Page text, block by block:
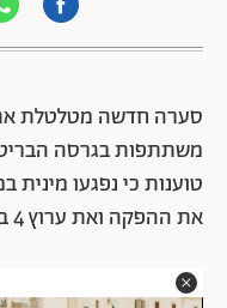
סערה חדשה מטלטלת
משתתפות בגרסה
טוענות כי נפגעו מינית
את ההפקה ואת ערוץ 4 בכישלון להגן עליהן.